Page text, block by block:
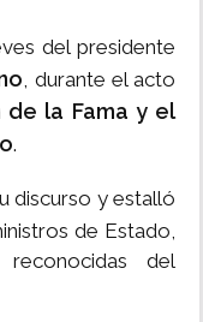
del presidente
, durante el acto
de la Fama y el
.
discurso y estalló
de Estado,
reconocidas del